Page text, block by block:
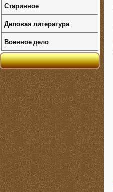
Старинное
Деловая литература
Военное дело